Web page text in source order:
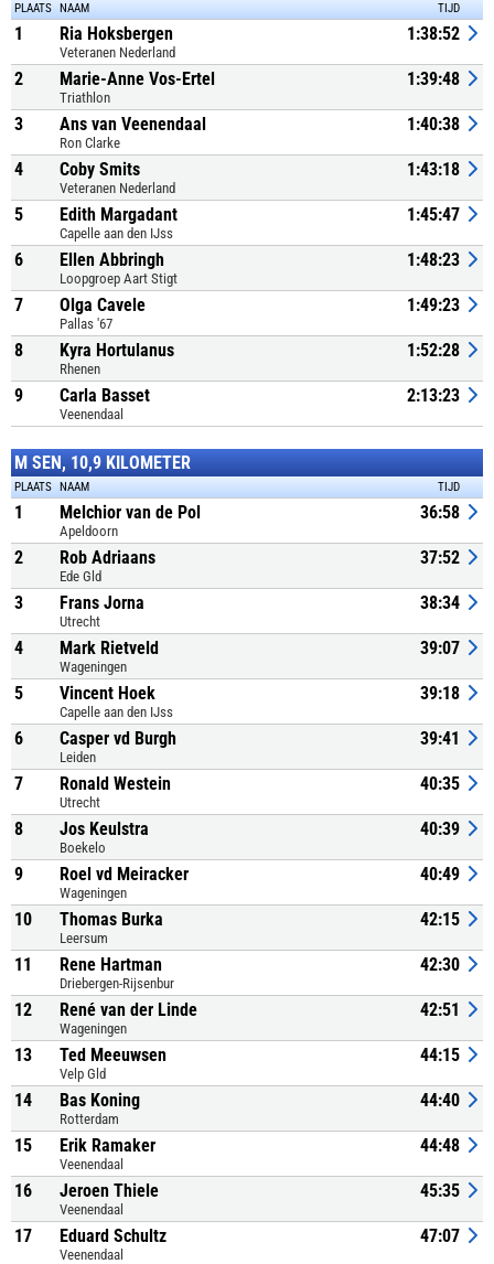
PLAATS NAAM TIJD
1 Ria Hoksbergen
Veteranen Nederland
1:38:52
2 Marie-Anne Vos-Ertel
Triathlon
1:39:48
3 Ans van Veenendaal
Ron Clarke
1:40:38
4 Coby Smits
Veteranen Nederland
1:43:18
5 Edith Margadant
Capelle aan den IJss
1:45:47
6 Ellen Abbringh
Loopgroep Aart Stigt
1:48:23
7 Olga Cavele
Pallas '67
1:49:23
8 Kyra Hortulanus
Rhenen
1:52:28
9 Carla Basset
Veenendaal
2:13:23
M SEN, 10,9 KILOMETER
PLAATS NAAM TIJD
1 Melchior van de Pol
Apeldoorn
36:58
2 Rob Adriaans
Ede Gld
37:52
3 Frans Jorna
Utrecht
38:34
4 Mark Rietveld
Wageningen
39:07
5 Vincent Hoek
Capelle aan den IJss
39:18
6 Casper vd Burgh
Leiden
39:41
7 Ronald Westein
Utrecht
40:35
8 Jos Keulstra
Boekelo
40:39
9 Roel vd Meiracker
Wageningen
40:49
10 Thomas Burka
Leersum
42:15
11 Rene Hartman
Driebergen-Rijsenbur
42:30
12 René van der Linde
Wageningen
42:51
13 Ted Meeuwsen
Velp Gld
44:15
14 Bas Koning
Rotterdam
44:40
15 Erik Ramaker
Veenendaal
44:48
16 Jeroen Thiele
Veenendaal
45:35
17 Eduard Schultz
Veenendaal
47:07